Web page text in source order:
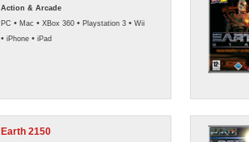
Action & Arcade
PC • Mac • XBox 360 • Playstation 3 • Wii
• iPhone • iPad
Earth 2150